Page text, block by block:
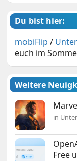
Du bist hier:
mobiFlip /
euch im
Weitere
in
Free